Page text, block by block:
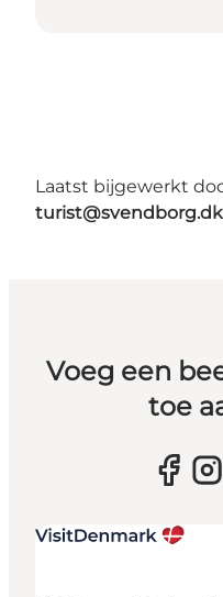
Laatst bijgewerkt
turist@svendborg.dk
Voeg een
toe